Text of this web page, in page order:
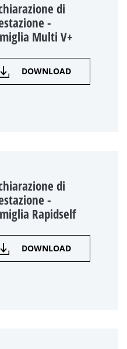
di
-
Multi V+
DOWNLOAD
di
-
Rapidself
DOWNLOAD